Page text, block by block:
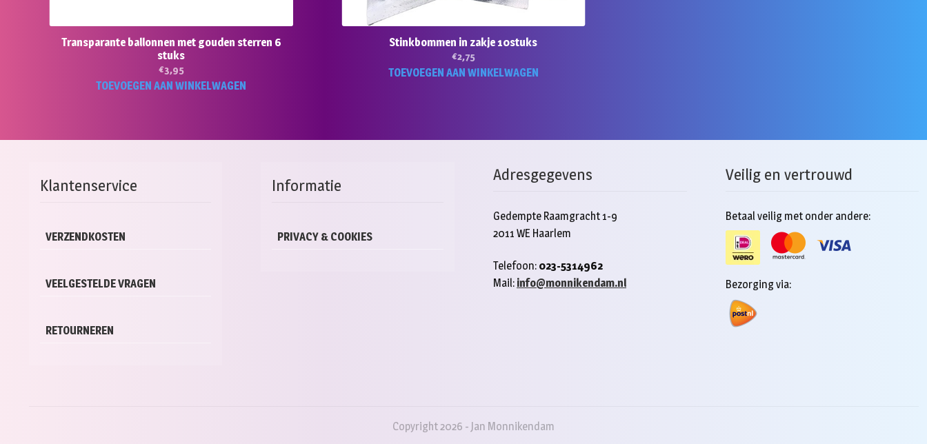
Transparante ballonnen met gouden sterren 6
stuks
€3,95
TOEVOEGEN AAN WINKELWAGEN
Stinkbommen in zakje 10stuks
€2,75
TOEVOEGEN AAN WINKELWAGEN
Klantenservice
VERZENDKOSTEN
VEELGESTELDE VRAGEN
RETOURNEREN
Informatie
PRIVACY & COOKIES
Adresgegevens
Gedempte Raamgracht 1-9
2011 WE Haarlem
Telefoon: 023-5314962
Mail: info@monnikendam.nl
Veilig en vertrouwd
Betaal veilig met onder andere:
Bezorging via:
Copyright 2026 - Jan Monnikendam